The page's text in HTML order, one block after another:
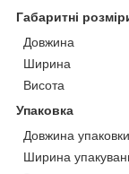
Габаритні
Довжина
Ширина
Висота
Упаковка
Довжина упаковки
Ширина